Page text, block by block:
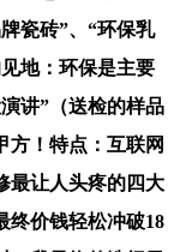
瓷砖”、“环保乳
地：环保是主要
讲”（送检的样品
方！特点：互联网
最让人头疼的四大
终价钱轻松冲破18